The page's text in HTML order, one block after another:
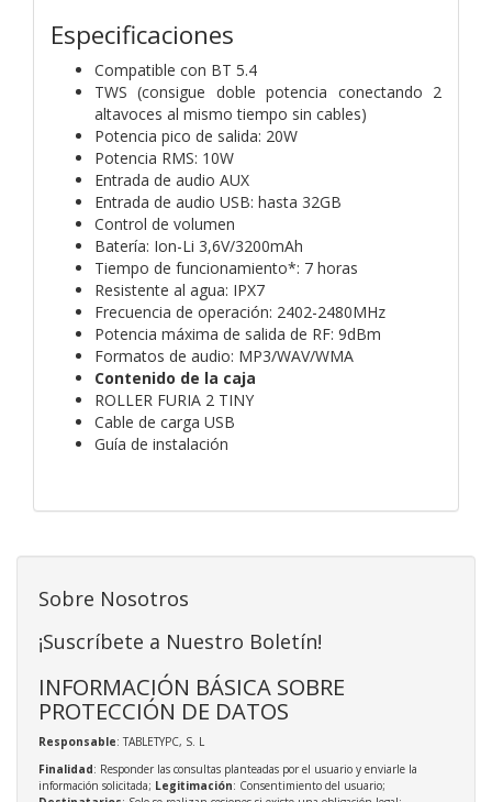
Especificaciones
Compatible con BT 5.4
TWS (consigue doble potencia conectando 2
altavoces al mismo tiempo sin cables)
Potencia pico de salida: 20W
Potencia RMS: 10W
Entrada de audio AUX
Entrada de audio USB: hasta 32GB
Control de volumen
Batería: Ion-Li 3,6V/3200mAh
Tiempo de funcionamiento*: 7 horas
Resistente al agua: IPX7
Frecuencia de operación: 2402-2480MHz
Potencia máxima de salida de RF: 9dBm
Formatos de audio: MP3/WAV/WMA
Contenido de la caja
ROLLER FURIA 2 TINY
Cable de carga USB
Guía de instalación
Sobre Nosotros
¡Suscríbete a Nuestro Boletín!
INFORMACIÓN BÁSICA SOBRE
PROTECCIÓN DE DATOS
Responsable: TABLETYPC, S. L
Finalidad: Responder las consultas planteadas por el usuario y enviarle la
información solicitada; Legitimación: Consentimiento del usuario;